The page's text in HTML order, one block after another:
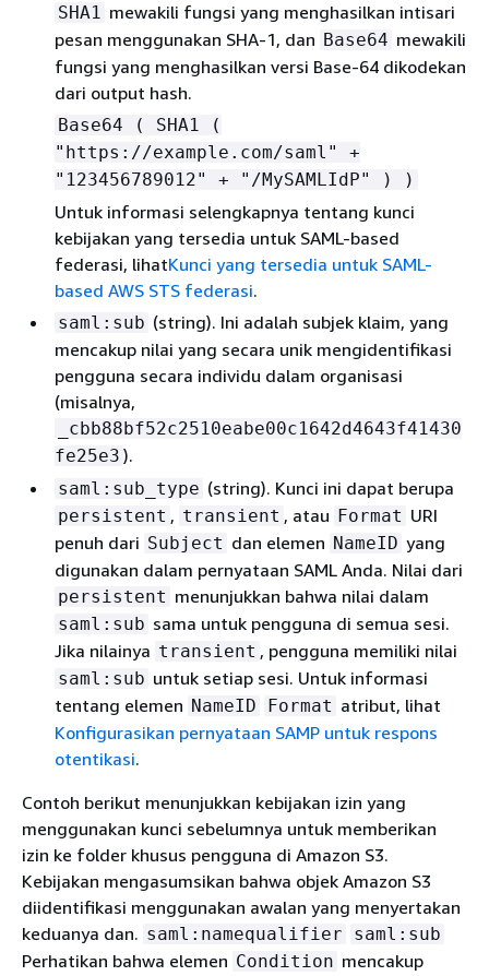
SHA1 mewakili fungsi yang menghasilkan intisari
pesan menggunakan SHA-1, dan Base64 mewakili
fungsi yang menghasilkan versi Base-64 dikodekan
dari output hash.
Base64 ( SHA1 (
"https://example.com/saml" +
"123456789012" + "/MySAMLIdP" ) )
Untuk informasi selengkapnya tentang kunci
kebijakan yang tersedia untuk SAML-based
federasi, lihatKunci yang tersedia untuk SAML-
based AWS STS federasi.
saml:sub (string). Ini adalah subjek klaim, yang
mencakup nilai yang secara unik mengidentifikasi
pengguna secara individu dalam organisasi
(misalnya,
_cbb88bf52c2510eabe00c1642d4643f41430
fe25e3 ).
saml:sub_type (string). Kunci ini dapat berupa
persistent , transient , atau Format URI
penuh dari Subject dan elemen NameID yang
digunakan dalam pernyataan SAML Anda. Nilai dari
persistent menunjukkan bahwa nilai dalam
saml:sub sama untuk pengguna di semua sesi.
Jika nilainya transient , pengguna memiliki nilai
saml:sub untuk setiap sesi. Untuk informasi
tentang elemen NameID Format atribut, lihat
Konfigurasikan pernyataan SAMP untuk respons
otentikasi.
Contoh berikut menunjukkan kebijakan izin yang
menggunakan kunci sebelumnya untuk memberikan
izin ke folder khusus pengguna di Amazon S3.
Kebijakan mengasumsikan bahwa objek Amazon S3
diidentifikasi menggunakan awalan yang menyertakan
keduanya dan. saml:namequalifier saml:sub
Perhatikan bahwa elemen Condition mencakup